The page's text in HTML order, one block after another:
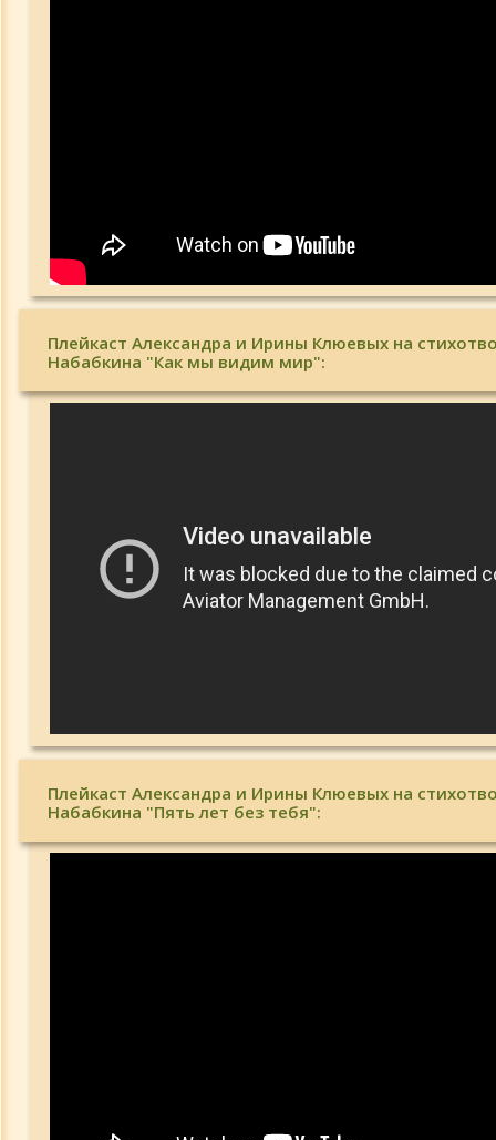
Плейкаст Александра и Ирины Клюевых на
Набабкина "Как мы видим мир":
Плейкаст Александра и Ирины Клюевых на
Набабкина "Пять лет без тебя":